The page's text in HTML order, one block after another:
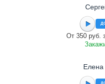
От 350 руб.
Елена